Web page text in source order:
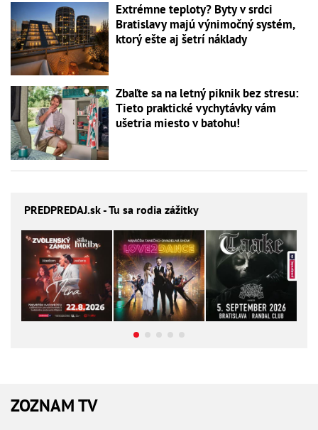
Extrémne teploty? Byty v srdci
Bratislavy majú výnimočný systém,
ktorý ešte aj šetrí náklady
Zbaľte sa na letný piknik bez stresu:
Tieto praktické vychytávky vám
ušetria miesto v batohu!
PREDPREDAJ.sk - Tu sa rodia zážitky
ZOZNAM TV